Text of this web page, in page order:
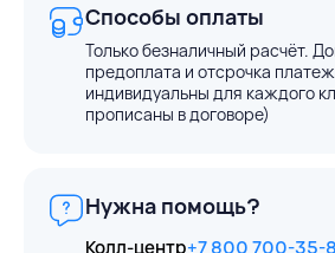
Способы оплаты
Только безналичный расчёт.
предоплата и отсрочка
индивидуальны для каждого
прописаны в договоре)
Нужна помощь?
Колл-центр+7 800 700-35-